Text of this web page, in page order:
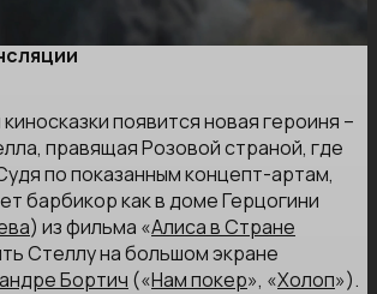
появится новая героиня –
правящая Розовой страной, где
по показанным концепт-артам,
барбикор как в доме Герцогини
) из фильма «Алиса в Стране
Стеллу на большом экране
Бортич («Нам покер», «Холоп»).